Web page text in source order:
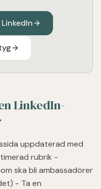
LinkedIn-
uppdaterad med
rubrik -
ska bli ambassadörer
- Ta en